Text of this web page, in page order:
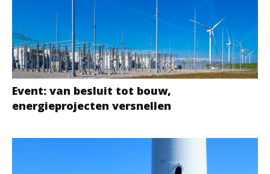
Event: van besluit tot bouw,
energieprojecten versnellen